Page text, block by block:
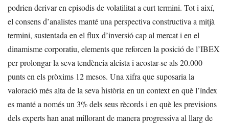
podrien derivar en episodis de volatilitat a curt termini. Tot i així,
el consens d’analistes manté una perspectiva constructiva a mitjà
termini, sustentada en el flux d’inversió cap al mercat i en el
dinamisme corporatiu, elements que reforcen la posició de l’IBEX
per prolongar la seva tendència alcista i acostar-se als 20.000
punts en els pròxims 12 mesos. Una xifra que suposaria la
valoració més alta de la seva història en un context en què l’índex
es manté a només un 3% dels seus rècords i en què les previsions
dels experts han anat millorant de manera progressiva al llarg de